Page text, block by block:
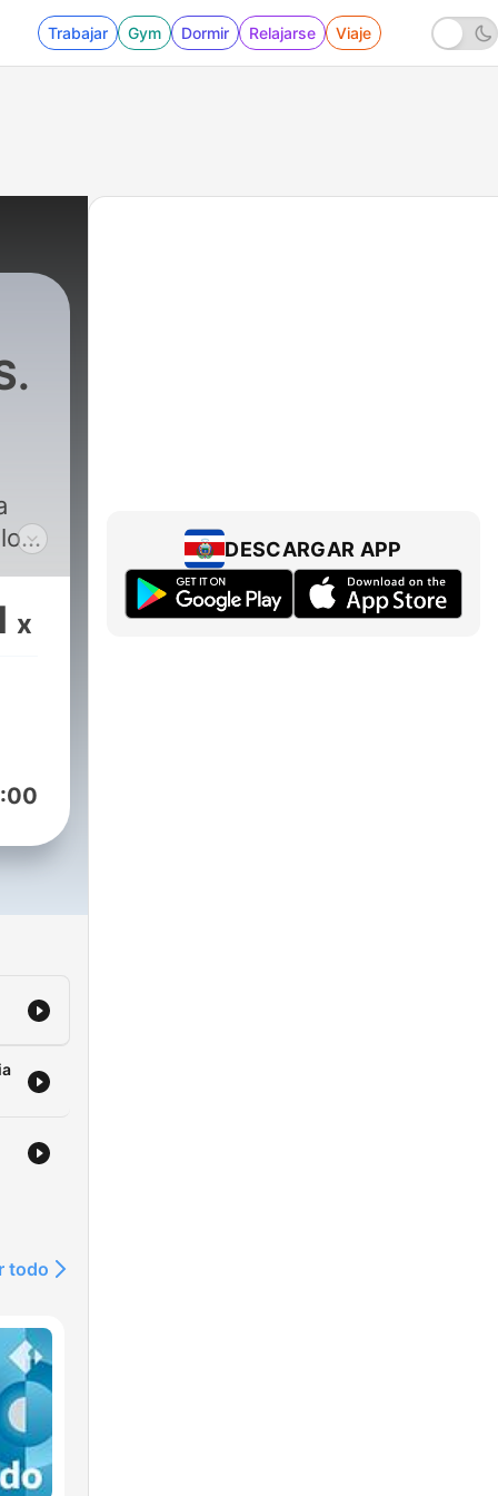
Trabajar Gym Dormir Relajarse Viaje
x
todo
DESCARGAR APP